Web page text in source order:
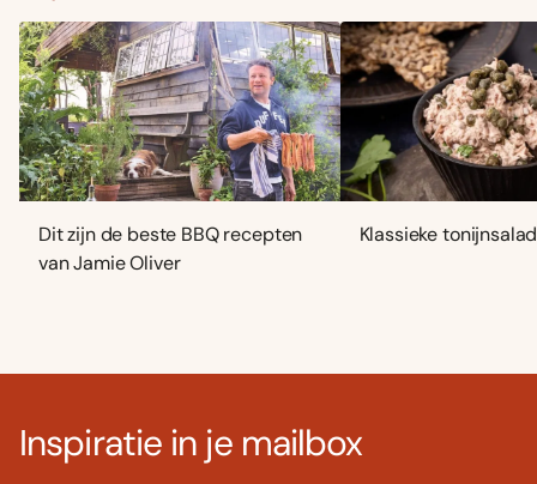
Dit zijn de beste BBQ recepten
van Jamie Oliver
Klassieke
Inspiratie in je mailbox